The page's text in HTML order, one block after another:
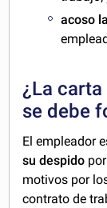
acoso
¿La
se debe
El empleador
su despido
motivos por
contrato de